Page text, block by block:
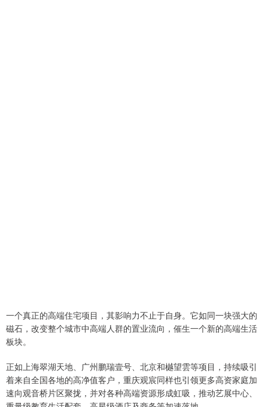
一个真正的高端住宅项目，其影响力不止于自身。它如同一块强大的
磁石，改变整个城市中高端人群的置业流向，催生一个新的高端生活
板块。
正如上海翠湖天地、广州鹏瑞壹号、北京和樾望雲等项目，持续吸引
着来自全国各地的高净值客户，重庆观宸同样也引领更多高资家庭加
速向观音桥片区聚拢，并对各种高端资源形成虹吸，推动艺展中心、